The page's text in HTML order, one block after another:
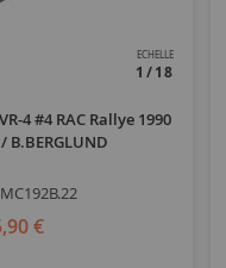
ECHELLE
1/18
4 #4 RAC Rallye 1990
B.BERGLUND
€